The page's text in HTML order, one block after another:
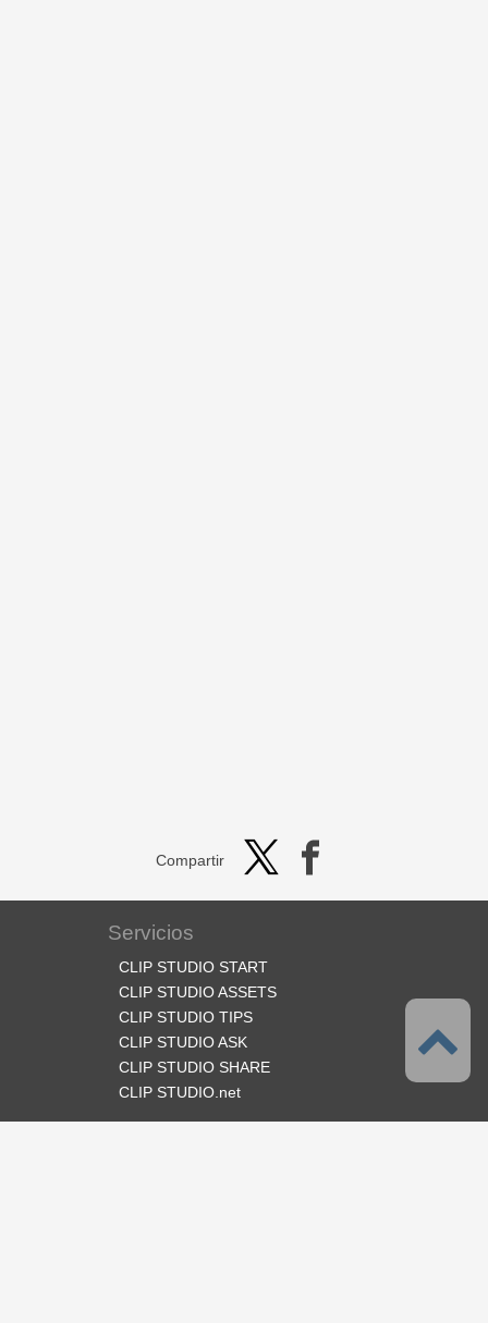
Compartir
Servicios
CLIP STUDIO START
CLIP STUDIO ASSETS
CLIP STUDIO TIPS
CLIP STUDIO ASK
CLIP STUDIO SHARE
CLIP STUDIO.net